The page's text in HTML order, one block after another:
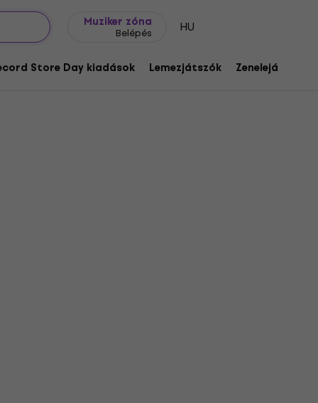
Muziker zóna
Belépés HU
Store Day kiadások Lemezjátszók Zenelejátszók